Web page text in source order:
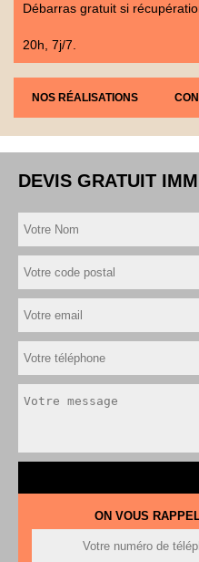
Débarras gratuit si
20h, 7j/7.
NOS RÉALISATIONS
DEVIS GRATUIT
ON VOUS